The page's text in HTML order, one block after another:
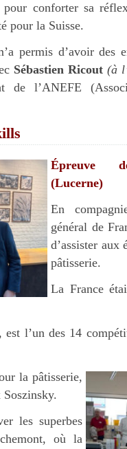
conforter sa
pour la Suisse.
permis d’avoir des
Sébastien Ricout (à
de l’ANEFE
Épreuve
(Lucerne)
En
général de
d’assister aux
pâtisserie.
La France
, est l’un des 14
la pâtisserie,
les superbes
où la